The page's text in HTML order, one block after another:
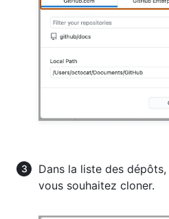
Dans la liste des
vous souhaitez cloner.